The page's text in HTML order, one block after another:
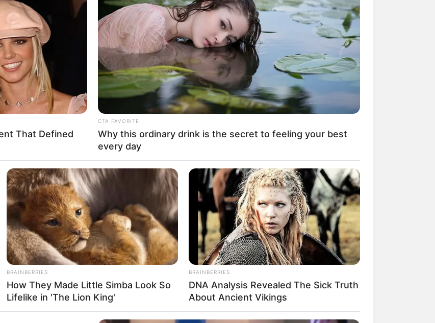
VOTE
Serem! 9 Chat Ojek Online &
Pelanggan Ini Bikin Auto
Merinding
That Defined
CTA FAVORITE
Why this ordinary drink is the secret to feeling your best
every day
BRAINBERRIES
How They Made Little Simba Look So
Lifelike in 'The Lion King'
BRAINBERRIES
DNA Analysis Revealed The Sick Truth
About Ancient Vikings